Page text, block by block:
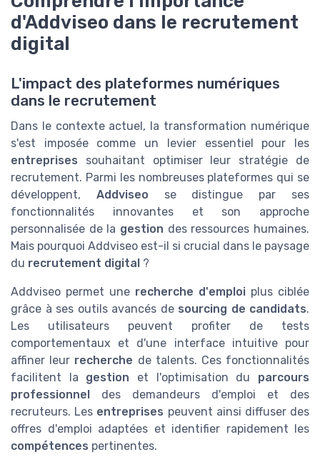
d'Addviseo dans le recrutement
digital
L'impact des plateformes numériques
dans le recrutement
Dans le contexte actuel, la transformation numérique
s'est imposée comme un levier essentiel pour les
entreprises souhaitant optimiser leur stratégie de
recrutement. Parmi les nombreuses plateformes qui se
développent, Addviseo se distingue par ses
fonctionnalités innovantes et son approche
personnalisée de la gestion des ressources humaines.
Mais pourquoi Addviseo est-il si crucial dans le paysage
du recrutement digital ?
Addviseo permet une recherche d'emploi plus ciblée
grâce à ses outils avancés de sourcing de candidats.
Les utilisateurs peuvent profiter de tests
comportementaux et d'une interface intuitive pour
affiner leur recherche de talents. Ces fonctionnalités
facilitent la gestion et l'optimisation du parcours
professionnel
des demandeurs d'emploi et des
recruteurs. Les entreprises peuvent ainsi diffuser des
offres d'emploi adaptées et identifier rapidement les
compétences pertinentes.